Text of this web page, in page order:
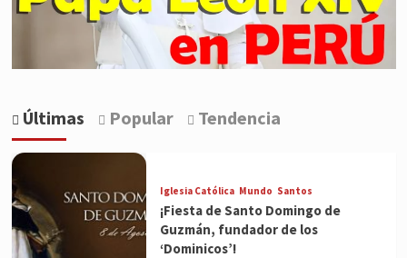
Últimas Popular Tendencia
Iglesia Católica Mundo Santos
¡Fiesta de Santo Domingo de
Guzmán, fundador de los
‘Dominicos’!